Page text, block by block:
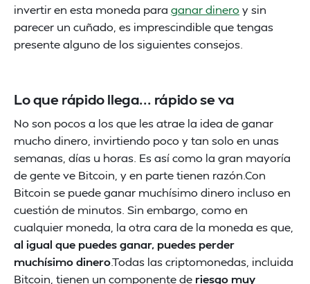
invertir en esta moneda para ganar dinero y sin
parecer un cuñado, es imprescindible que tengas
presente alguno de los siguientes consejos.
Lo que rápido llega... rápido se va
No son pocos a los que les atrae la idea de ganar
mucho dinero, invirtiendo poco y tan solo en unas
semanas, días u horas. Es así como la gran mayoría
de gente ve Bitcoin, y en parte tienen razón.Con
Bitcoin se puede ganar muchísimo dinero incluso en
cuestión de minutos. Sin embargo, como en
cualquier moneda, la otra cara de la moneda es que,
al igual que puedes ganar, puedes perder
muchísimo dinero.Todas las criptomonedas, incluida
Bitcoin, tienen un componente de riesgo muy